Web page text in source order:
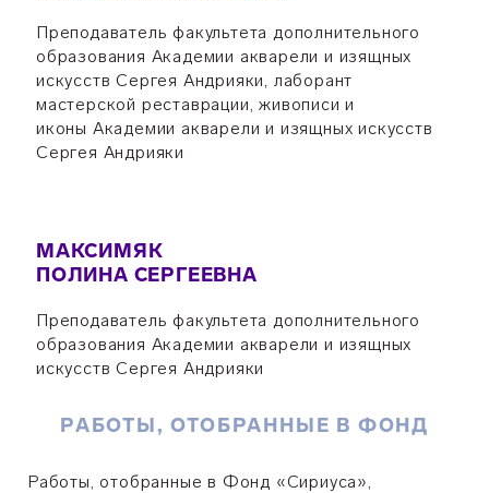
Преподаватель факультета дополнительного
образования Академии акварели и изящных
искусств Сергея Андрияки, лаборант
мастерской реставрации, живописи и
иконы Академии акварели и изящных искусств
Сергея Андрияки
МАКСИМЯК
ПОЛИНА СЕРГЕЕВНА
Преподаватель факультета дополнительного
образования Академии акварели и изящных
искусств Сергея Андрияки
РАБОТЫ, ОТОБРАННЫЕ В ФОНД
Работы, отобранные в Фонд «Сириуса»,